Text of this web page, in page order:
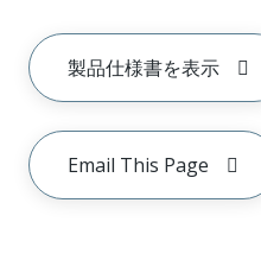
製品仕様書を表示
Email This Page